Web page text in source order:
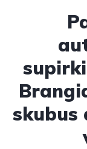
skubus